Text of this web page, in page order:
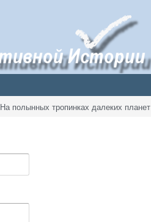
На полынных тропинках далеких планет